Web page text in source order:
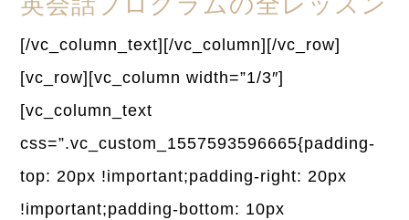
[/vc_column_text][/vc_column][/vc_row]
[vc_row][vc_column width=”1/3″]
[vc_column_text
css=”.vc_custom_1557593596665{padding-
top: 20px !important;padding-right: 20px
!important;padding-bottom: 10px